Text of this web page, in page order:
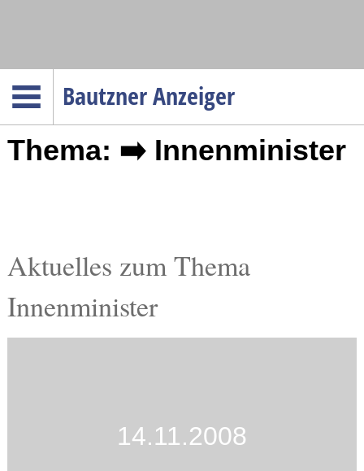
Bautzner Anzeiger
Menüpunkte
Startseite
Verkehr
Gesundheit
Thema: ➡️ Innenminister
Aktuelles zum Thema
Innenminister
14.11.2008